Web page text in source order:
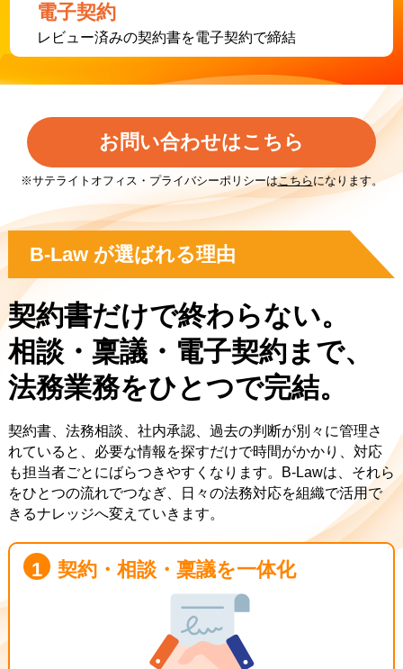
電子契約
レビュー済みの契約書を電子契約で締結
お問い合わせはこちら
※サテライトオフィス・プライバシーポリシーはこちら になります。
B-Law が選ばれる理由
契約書だけで終わらない。
相談・稟議・電子契約まで、
法務業務をひとつで完結。
契約書、法務相談、社内承認、過去の判断が別々に管理さ
れていると、必要な情報を探すだけで時間がかかり、対応
も担当者ごとにばらつきやすくなります。B-Lawは、それら
をひとつの流れでつなぎ、日々の法務対応を組織で活用で
きるナレッジへ変えていきます。
1 契約・相談・稟議を一体化